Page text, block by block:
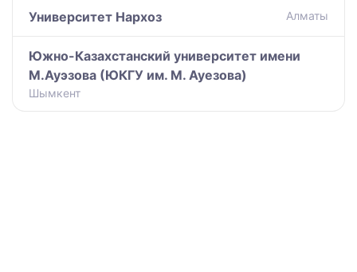
Университет Нархоз Алматы
Южно-Казахстанский университет имени
М.Ауэзова (ЮКГУ им. М. Ауезова)
Шымкент